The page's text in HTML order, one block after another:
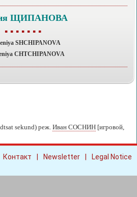
ЩИПАНОВА
▪ ▪ ▪ ▪ ▪ ▪ ▪
SHCHIPANOVA
CHTCHIPANOVA
sekund) реж. Иван СОСНИН [игровой,
Контакт Newsletter Legal Notice